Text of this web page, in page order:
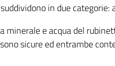
in due
minerale e acqua del
sicure ed entrambe